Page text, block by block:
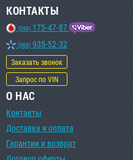
КОНТАКТЫ
(099) 175-47-87
(068) 935-52-32
Заказать звонок
Запрос по VIN
О НАС
Контакты
Доставка и оплата
Гарантии и возврат